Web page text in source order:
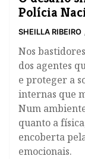
Polícia
SHEILLA RIBEIRO
Nos
dos agentes
e proteger a
internas que
Num
quanto a
encoberta
emocionais.